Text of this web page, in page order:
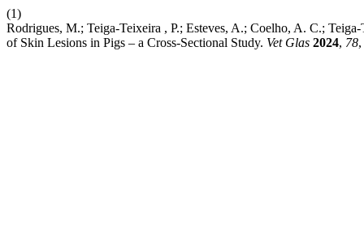
(1)
Rodrigues, M.; Teiga-Teixeira , P.; Esteves, A.; Coelho, A. C.;
of Skin Lesions in Pigs – a Cross-Sectional Study. Vet Glas 2024, 78